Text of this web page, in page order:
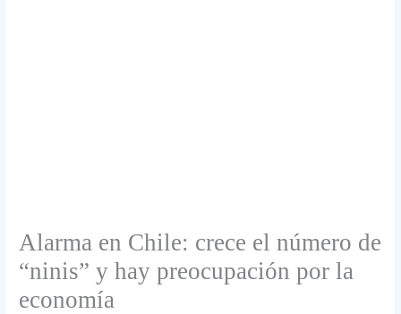
Alarma en Chile: crece el número de
“ninis” y hay preocupación por la
economía